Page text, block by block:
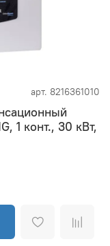
арт. 8216361010
1 конт., 30 кВт,